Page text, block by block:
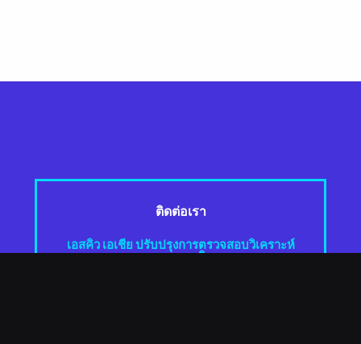
ติดต่อเรา
เอสคิว เอเชีย ปรับปรุงการตรวจสอบวิเคราะห์
สถานะธุรกิจ